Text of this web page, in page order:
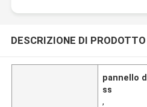
DESCRIZIONE DI PRODOTTO
pannello
ss
,